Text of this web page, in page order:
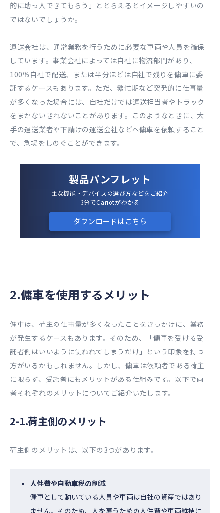
的に助っ人できてもらう」ととらえるとイメージしやすいの
ではないでしょうか。
運送会社は、通常業務を行うために必要な車両や人員を確保
しています。事業会社によっては自社に物流部門があり、
100％自社で配送、または半分ほどは自社で残りを傭車に委
託するケースもあります。ただ、繁忙期など突発的に仕事量
が多くなった場合には、自社だけでは運送担当者やトラック
をまかないきれないことがあります。このようなときに、大
手の運送業者や下請けの運送会社などへ傭車を依頼すること
で、急場をしのぐことができます。
製品パンフレット
主な機能・デバイスの選び方などをご紹介
3分でCariotがわかる
ダウンロードはこちら
2.傭車を使用するメリット
傭車は、荷主の仕事量が多くなったことをきっかけに、業務
が発生するケースもあります。そのため、「傭車を受ける受
託者側はいいように使われてしまうだけ」という印象を持つ
方がいるかもしれません。しかし、傭車は依頼者である荷主
に限らず、受託者にもメリットがある仕組みです。以下で両
者それぞれのメリットについてご紹介いたします。
2-1.荷主側のメリット
荷主側のメリットは、以下の3つがあります。
人件費や自動車税の削減
傭車として動いている人員や車両は自社の資産ではあり
ません。そのため、人を雇うための人件費や車両維持に